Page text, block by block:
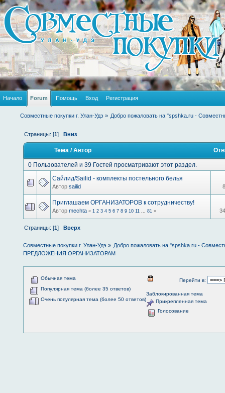
Начало Forum Помощь Вход Регистрация
Совместные покупки г. Улан-Удэ » Добро пожаловать на "spshka.ru -
Страницы: [1]Вниз
Тема /Автор
0 Пользователей и 39 Гостей просматривают этот раздел.
Сайлид/Sailid - комплекты постельного белья
Автор sailid
Приглашаем ОРГАНИЗАТОРОВ к сотрудничеству!
Автор mechta « 1 2 3 4 5 6 7 8 9 10 11 81 »
Страницы: [1]Вверх
Совместные покупки г. Улан-Удэ » Добро пожаловать на "spshka.ru -
ПРЕДЛОЖЕНИЯ ОРГАНИЗАТОРАМ
Перейти в:
Обычная тема
Популярная тема (более 35 ответов)
Очень популярная тема (более 50 ответов)
Заблокированная тема
Прикрепленная тема
Голосование